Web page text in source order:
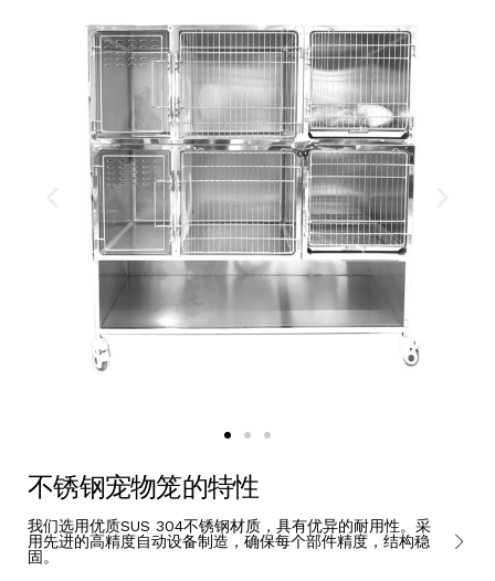
不锈钢宠物笼的特性
我们选用优质SUS 304不锈钢材质，具有优异的耐用性。采
用先进的高精度自动设备制造，确保每个部件精度，结构稳
固。